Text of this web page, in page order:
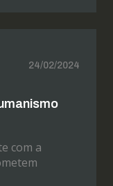
24/02/2024
com a